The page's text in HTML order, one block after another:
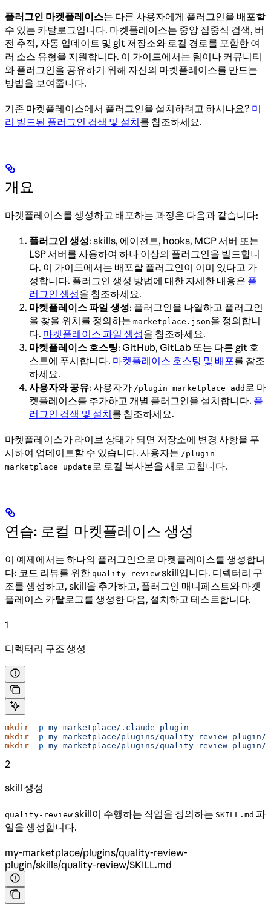
플러그인 마켓플레이스는 다른 사용자에게 플러그인을 배포할
수 있는 카탈로그입니다. 마켓플레이스는 중앙 집중식 검색, 버
전 추적, 자동 업데이트 및 git 저장소와 로컬 경로를 포함한 여
러 소스 유형을 지원합니다. 이 가이드에서는 팀이나 커뮤니티
와 플러그인을 공유하기 위해 자신의 마켓플레이스를 만드는
방법을 보여줍니다.
기존 마켓플레이스에서 플러그인을 설치하려고 하시나요? 미
리 빌드된 플러그인 검색 및 설치를 참조하세요.
개요
마켓플레이스를 생성하고 배포하는 과정은 다음과 같습니다:
플러그인 생성: skills, 에이전트, hooks, MCP 서버 또는
LSP 서버를 사용하여 하나 이상의 플러그인을 빌드합니
다. 이 가이드에서는 배포할 플러그인이 이미 있다고 가
정합니다. 플러그인 생성 방법에 대한 자세한 내용은 플
러그인 생성을 참조하세요.
마켓플레이스 파일 생성: 플러그인을 나열하고 플러그인
을 찾을 위치를 정의하는 marketplace.json을 정의합니
다. 마켓플레이스 파일 생성을 참조하세요.
마켓플레이스 호스팅: GitHub, GitLab 또는 다른 git 호
스트에 푸시합니다. 마켓플레이스 호스팅 및 배포를 참조
하세요.
사용자와 공유: 사용자가 /plugin marketplace add 로 마
켓플레이스를 추가하고 개별 플러그인을 설치합니다. 플
러그인 검색 및 설치를 참조하세요.
마켓플레이스가 라이브 상태가 되면 저장소에 변경 사항을 푸
시하여 업데이트할 수 있습니다. 사용자는 /plugin
marketplace update 로 로컬 복사본을 새로 고칩니다.
연습: 로컬 마켓플레이스 생성
이 예제에서는 하나의 플러그인으로 마켓플레이스를 생성합니
다: 코드 리뷰를 위한 quality-review skill입니다. 디렉터리 구
조를 생성하고, skill을 추가하고, 플러그인 매니페스트와 마켓
플레이스 카탈로그를 생성한 다음, 설치하고 테스트합니다.
1
디렉터리 구조 생성
mkdir -p my-marketplace/.claude-plugin
mkdir -p my-marketplace/plugins/quality-review-plugin/
mkdir -p my-marketplace/plugins/quality-review-
2
skill 생성
quality-review skill이 수행하는 작업을 정의하는 SKILL.md 파
일을 생성합니다.
my-marketplace/plugins/quality-review-
plugin/skills/quality-review/SKILL.md